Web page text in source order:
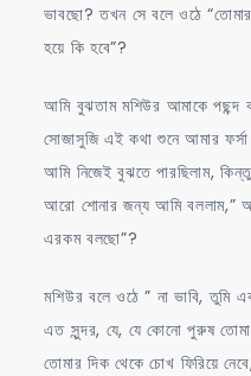
ভাবছো? তখন সে বলে ওঠে
হয়ে কি হবে”?
আমি বুঝতাম মশিউর আমাকে পছন্দ
সোজাসুজি এই কথা শুনে আমার
আমি নিজেই বুঝতে পারছিলাম,
আরো শোনার জন্য আমি বললাম,”
এরকম বলছো”?
মশিউর বলে ওঠে ” না ভাবি, তুমি
এত সুন্দর, যে, যে কোনো পুরুষ
তোমার দিক থেকে চোখ ফিরিয়ে